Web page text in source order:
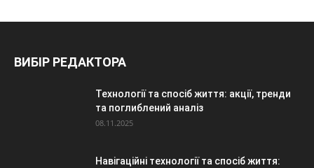
ВИБІР РЕДАКТОРА
Технології та спосіб життя: акції, тренди
та поглиблений аналіз
08.11.2025
Навігаційні технології та спосіб життя: